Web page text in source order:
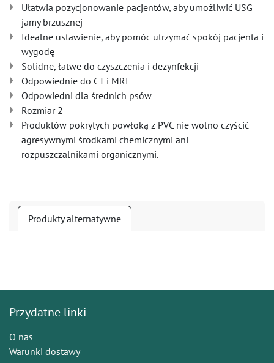
Ułatwia pozycjonowanie pacjentów, aby umożliwić USG
jamy brzusznej
Idealne ustawienie, aby pomóc utrzymać spokój pacjenta i
wygodę
Solidne, łatwe do czyszczenia i dezynfekcji
Odpowiednie do CT i MRI
Odpowiedni dla średnich psów
Rozmiar 2
Produktów pokrytych powłoką z PVC nie wolno czyścić
agresywnymi środkami chemicznymi ani
rozpuszczalnikami organicznymi.
Produkty alternatywne
Przydatne linki
O nas
Warunki dostawy